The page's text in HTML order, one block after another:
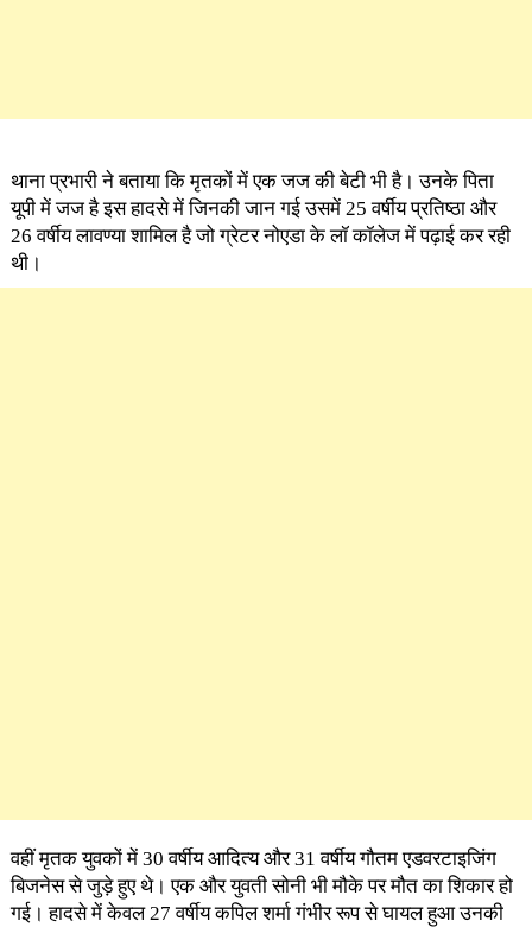
थाना प्रभारी ने बताया कि मृतकों में एक जज की बेटी भी है। उनके पिता
यूपी में जज है इस हादसे में जिनकी जान गई उसमें 25 वर्षीय प्रतिष्ठा और
26 वर्षीय लावण्या शामिल है जो ग्रेटर नोएडा के लॉ कॉलेज में पढ़ाई कर रही
थी।
वहीं मृतक युवकों में 30 वर्षीय आदित्य और 31 वर्षीय गौतम एडवरटाइजिंग
बिजनेस से जुड़े हुए थे। एक और युवती सोनी भी मौके पर मौत का शिकार हो
गई। हादसे में केवल 27 वर्षीय कपिल शर्मा गंभीर रूप से घायल हुआ उनकी